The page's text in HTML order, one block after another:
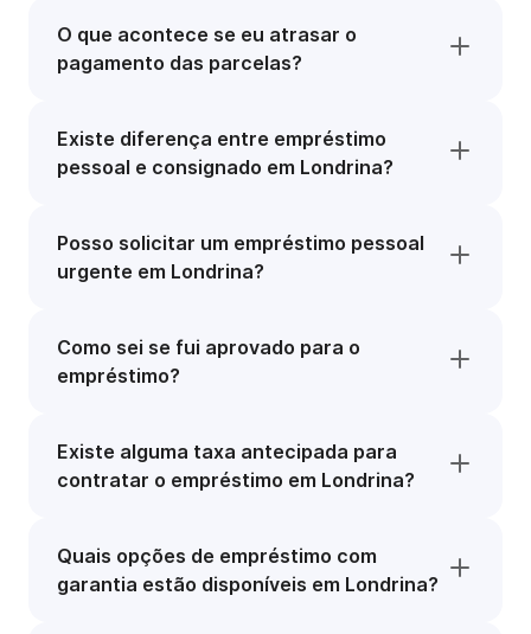
O que acontece se eu atrasar o
pagamento das parcelas?
Existe diferença entre empréstimo
pessoal e consignado em Londrina?
Posso solicitar um empréstimo pessoal
urgente em Londrina?
Como sei se fui aprovado para o
empréstimo?
Existe alguma taxa antecipada para
contratar o empréstimo em Londrina?
Quais opções de empréstimo com
garantia estão disponíveis em Londrina?